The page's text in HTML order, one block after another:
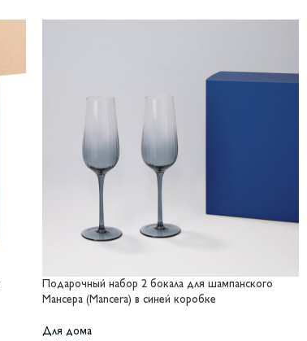
Подарочный набор 2 бокала для шампанского
Мансера (Mancera) в синей коробке
Для дома